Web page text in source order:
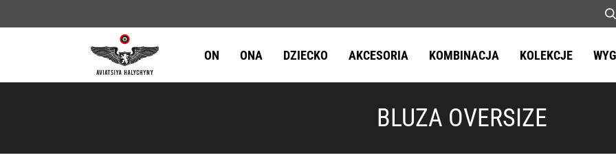
ON ONA DZIECKO AKCESORIA KOMBINACJA KOLEKCJE
BLUZA OVERSIZE